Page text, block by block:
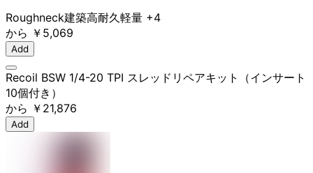
Roughneck建築高耐久 軽量 +4
から ￥5,069
Add
Recoil BSW 1/4-20 TPI スレッドリペアキット（インサート
10個付き）
から ￥21,876
Add